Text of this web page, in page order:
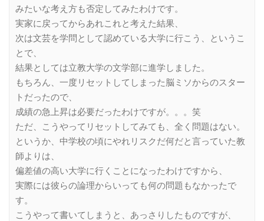
みたいな考え方も否定してみたわけです。
実家に戻ってからあれこれと考えた結果、
次は文芸を学問として認めている大学に行こう、というこ
とで、
結果としては立教大学の文学部に進学しました。
もちろん、一度リセットしてしまった脳ミソからのスター
トだったので、
成績の急上昇は必要だったわけですが。。。笑
ただ、こうやってリセットしてみても、全く問題はない。
というか、中学校の頃にやれリスクだ何だと言っていた教
師よりは、
偏差値の高い大学に行くことになったわけですから、
実際には彼らの論理からいっても何の問題もなかったで
す。
こうやって書いてしまうと、あっさりしたものですが、